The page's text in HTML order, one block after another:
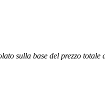
sulla base del prezzo